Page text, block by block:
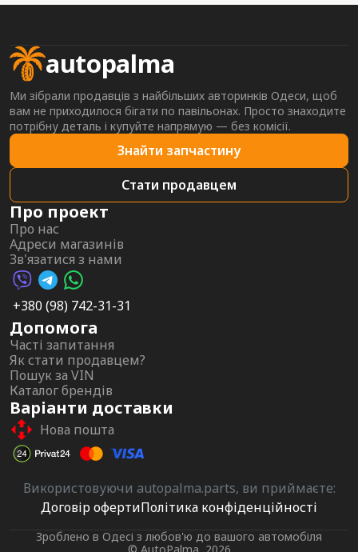
autopalma
Ми зібрали продавців з найбільших авторинків Одеси, щоб
вам не приходилося бігати по павільонах. Просто знаходите
потрібну деталь і купуйте напрямую — без комісії.
Знайти запчастину
Стати продавцем
Про проект
Про нас
Адреси магазинів
Зв'язатися з нами
Viber AutoPalma
Telegram AutoPalma
WhatsApp AutoPalma
+380 (98) 742-31-31
Допомога
Часті запитання
Як стати продавцем?
Пошук за VIN
Каталог брендів
Варіанти доставки
Нова пошта
Використовуючи autopalma.parts, ви приймаєте:
Договір офертиПолітика конфіденційності
Зроблено в Одесі з любов'ю до вашого автомобіля